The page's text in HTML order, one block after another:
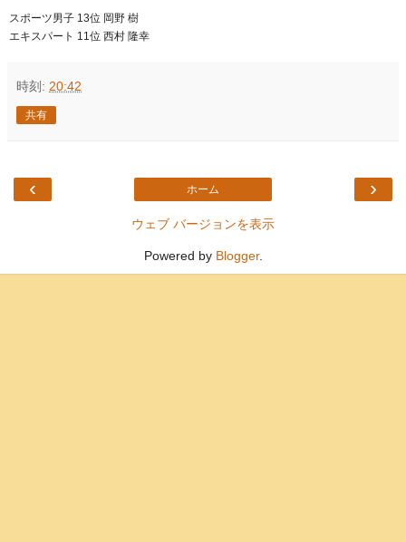
スポーツ男子 13位 岡野 樹
エキスパート 11位 西村 隆幸
時刻: 20:42
共有
‹ ›
ホーム
ウェブ バージョンを表示
Powered by Blogger.